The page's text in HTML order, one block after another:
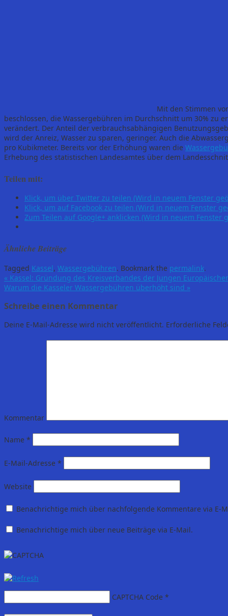
Mit den Stimmen
beschlossen, die Wassergebühren im Durchschnitt um 30% zu
verändert. Der Anteil der verbrauchsabhängigen
wird der Anreiz, Wasser zu sparen, geringer. Auch die
pro Kubikmeter. Bereits vor der Erhöhung waren die
Erhebung des statistischen Landesamtes über dem
Teilen mit:
Klick, um über Twitter zu teilen (Wird in neuem Fenster
Klick, um auf Facebook zu teilen (Wird in neuem Fenster
Zum Teilen auf Google+ anklicken (Wird in neuem Fenster
Ähnliche Beiträge
Tagged Kassel, Wassergebühren. Bookmark the permalink.
« Kassel: Gründung des Kreisverbandes der Jungen
Warum die Kasseler Wassergebühren überhöht sind »
Schreibe einen Kommentar
Deine E-Mail-Adresse wird nicht veröffentlicht. Erforderliche
Kommentar
Name *
E-Mail-Adresse *
Website
Benachrichtige mich über nachfolgende Kommentare via E-
Benachrichtige mich über neue Beiträge via E-Mail.
CAPTCHA Code *